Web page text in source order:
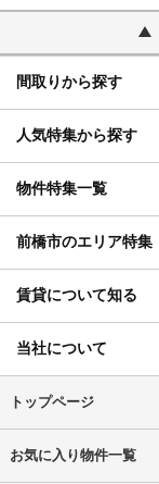
間取りから探す
人気特集から探す
物件特集一覧
前橋市のエリア特集
賃貸について知る
当社について
トップページ
お気に入り物件一覧